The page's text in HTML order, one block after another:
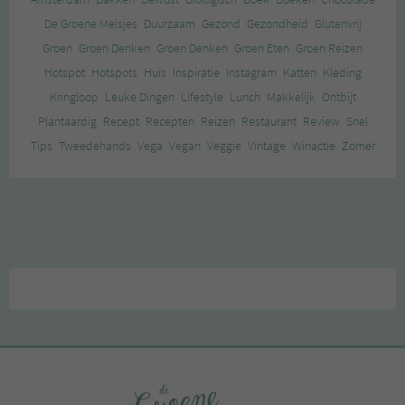
De Groene Meisjes Duurzaam Gezond Gezondheid Glutenvrij
Groen Groen Denken Groen Denken Groen Eten Groen Reizen
Hotspot Hotspots Huis Inspiratie Instagram Katten Kleding
Kringloop Leuke Dingen Lifestyle Lunch Makkelijk Ontbijt
Plantaardig Recept Recepten Reizen Restaurant Review Snel
Tips Tweedehands Vega Vegan Veggie Vintage Winactie Zomer